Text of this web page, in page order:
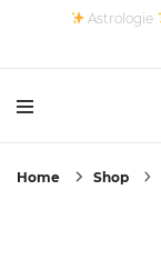
Astrologie
Home Shop